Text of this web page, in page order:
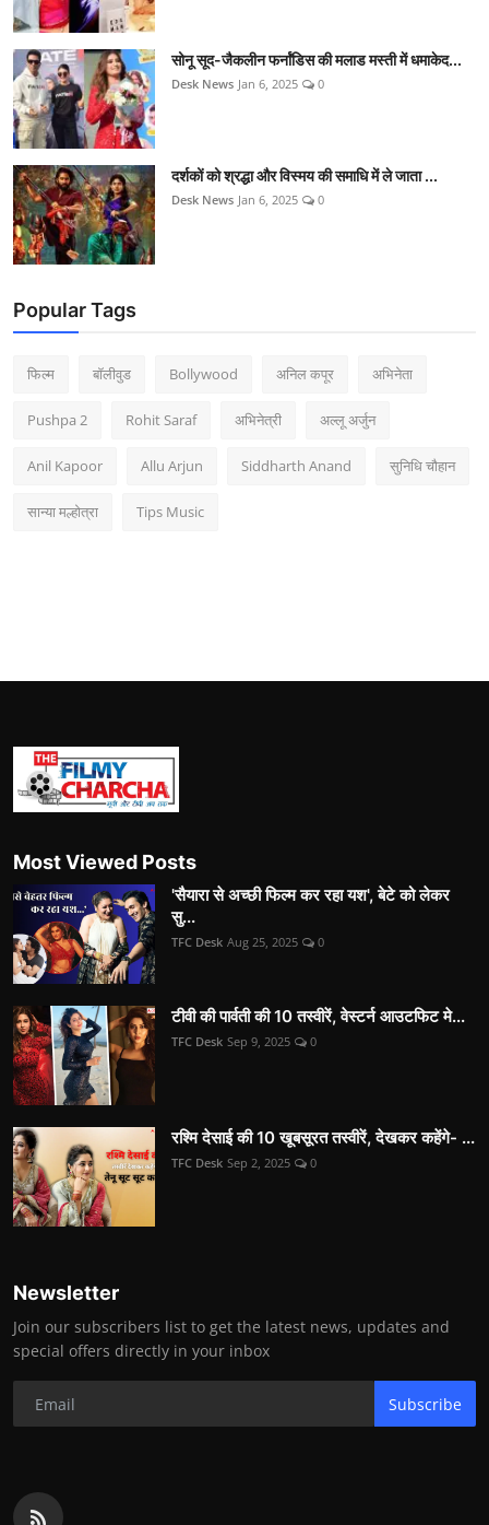
सोनू सूद-जैकलीन फर्नांडिस की मलाड मस्ती में धमाकेद...
Desk News Jan 6, 2025 0
दर्शकों को श्रद्धा और विस्मय की समाधि में ले जाता ...
Desk News Jan 6, 2025 0
Popular Tags
फिल्म बॉलीवुड Bollywood अनिल कपूर अभिनेता
Pushpa 2 Rohit Saraf अभिनेत्री अल्लू अर्जुन
Anil Kapoor Allu Arjun Siddharth Anand सुनिधि चौहान
सान्या मल्होत्रा Tips Music
Most Viewed Posts
'सैयारा से अच्छी फिल्म कर रहा यश', बेटे को लेकर
सु...
TFC Desk Aug 25, 2025 0
टीवी की पार्वती की 10 तस्वीरें, वेस्टर्न आउटफिट मे...
TFC Desk Sep 9, 2025 0
रश्मि देसाई की 10 खूबसूरत तस्वीरें, देखकर कहेंगे- ...
TFC Desk Sep 2, 2025 0
Newsletter
Join our subscribers list to get the latest news, updates and
special offers directly in your inbox
Subscribe